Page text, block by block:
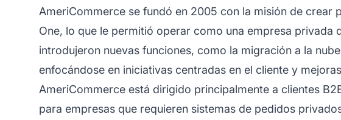
AmeriCommerce se fundó en 2005 con la misión de crear
One, lo que le permitió operar como una empresa
introdujeron nuevas funciones, como la migración a la
enfocándose en iniciativas centradas en el cliente y
AmeriCommerce está dirigido principalmente a clientes
para empresas que requieren sistemas de pedidos